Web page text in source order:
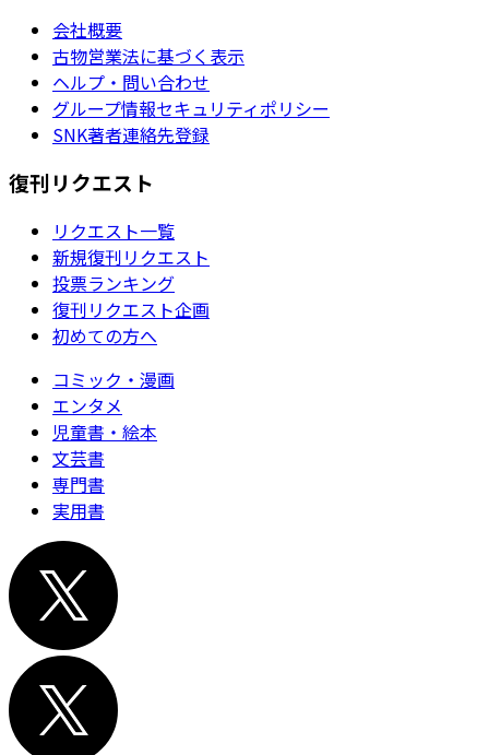
会社概要
古物営業法に基づく表示
ヘルプ・問い合わせ
グループ情報セキュリティポリシー
SNK著者連絡先登録
復刊リクエスト
リクエスト一覧
新規復刊リクエスト
投票ランキング
復刊リクエスト企画
初めての方へ
コミック・漫画
エンタメ
児童書・絵本
文芸書
専門書
実用書